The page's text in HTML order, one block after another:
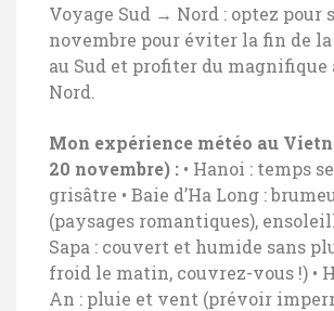
Voyage Sud → Nord : optez pour
novembre pour éviter la fin de la
au Sud et profiter du magnifique
Nord.
Mon expérience météo au
20 novembre) : • Hanoi : temps
grisâtre • Baie d’Ha Long :
(paysages romantiques),
Sapa : couvert et humide sans
froid le matin, couvrez-vous !) •
An : pluie et vent (prévoir